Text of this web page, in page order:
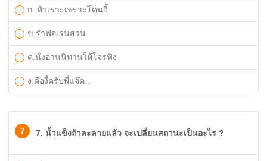
ก. หัวเราะเพราะโดนจี้
ข.รำฟอเรนสวน
ค.นั่งอ่านนิทานให้โจรฟัง
ง.คืองี้ครับพี่แจ๊ค..
7 7. น้ำแข็งถ้าละลายแล้ว จะเปลี่ยนสถานะเป็นอะไร ?